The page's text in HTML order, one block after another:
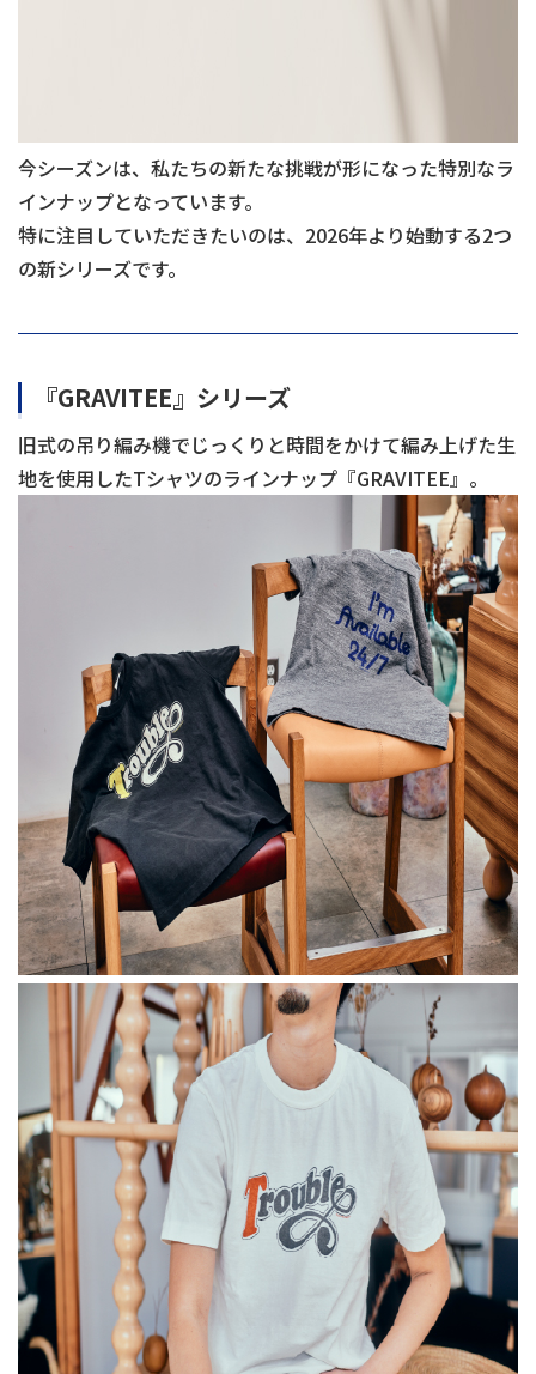
今シーズンは、私たちの新たな挑戦が形になった特別なラ
インナップとなっています。
特に注目していただきたいのは、2026年より始動する2つ
の新シリーズです。
『GRAVITEE』シリーズ
旧式の吊り編み機でじっくりと時間をかけて編み上げた生
地を使用したTシャツのラインナップ『GRAVITEE』。